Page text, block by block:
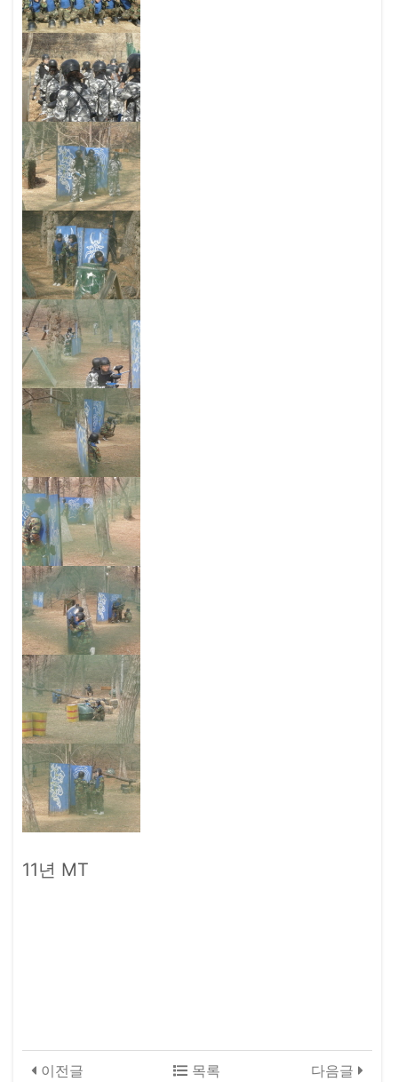
11년 MT
이전글 다음글
목록